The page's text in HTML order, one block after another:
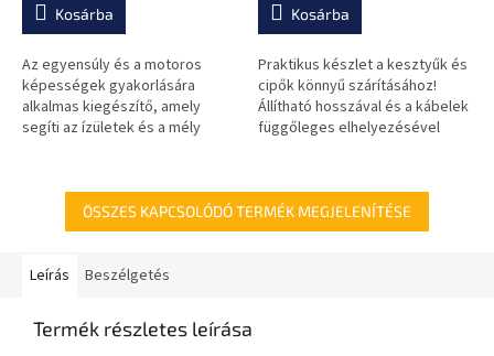
0,0
csillag.
Kosárba
Az egyensúly és a motoros
képességek gyakorlására
alkalmas kiegészítő, amely
segíti az ízületek és a mély
0,0
csillag.
Kosárba
Praktikus készlet a kesztyűk és
cipők könnyű szárításához!
Állítható hosszával és a kábelek
függőleges elhelyezésével
ÖSSZES KAPCSOLÓDÓ TERMÉK MEGJELENÍTÉSE
Leírás Beszélgetés
Termék részletes leírása